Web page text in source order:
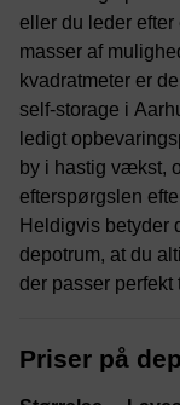
eller du leder
masser af
kvadratmeter er
self-storage i
ledigt opbevaringsplads i
by i hastig vækst,
efterspørgslen
Heldigvis betyder
depotrum, at du
der passer perfekt
Priser på